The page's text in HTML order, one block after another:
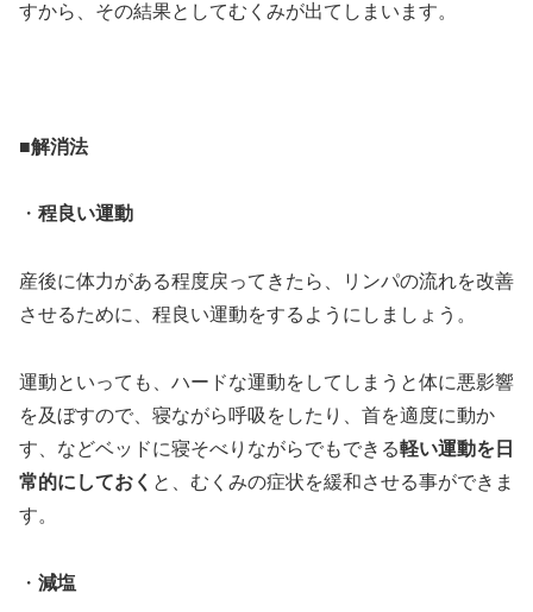
すから、その結果としてむくみが出てしまいます。
■解消法
・ 程良い運動
産後に体力がある程度戻ってきたら、リンパの流れを改善
させるために、程良い運動をするようにしましょう。
運動といっても、ハードな運動をしてしまうと体に悪影響
を及ぼすので、寝ながら呼吸をしたり、首を適度に動か
す、などベッドに寝そべりながらでもできる軽い運動を日
常的にしておく と、むくみの症状を緩和させる事ができま
す。
・ 減塩